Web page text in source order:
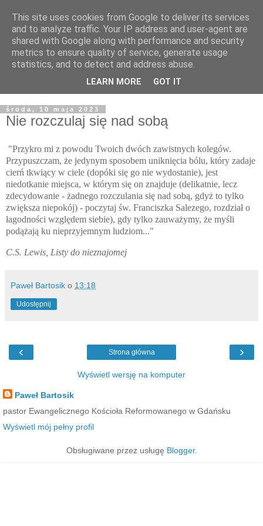
Żyjąc wiarą w REALNYM
świecie
Blog pastora Pawła Bartosika
środa, 10 maja 2023
Nie rozczulaj się nad sobą
"Przykro mi z powodu Twoich dwóch zawistnych kolegów.
Przypuszczam, że jedynym sposobem uniknięcia bólu, który zadaje
cierń tkwiący w ciele (dopóki się go nie wydostanie), jest
niedotkanie miejsca, w którym się on znajduje (delikatnie, lecz
zdecydowanie - żadnego rozczulania się nad sobą, gdyż to tylko
zwiększa niepokój) - poczytaj św. Franciszka Salezego, rozdział o
łagodności względem siebie), gdy tylko zauważymy, że myśli
podążają ku nieprzyjemnym ludziom..."
C.S. Lewis, Listy do nieznajomej
Paweł Bartosik o 13:18
Udostępnij
‹ ›
Strona główna
Wyświetl wersję na komputer
Paweł Bartosik
pastor Ewangelicznego Kościoła Reformowanego w Gdańsku
Wyświetl mój pełny profil
Obsługiwane przez usługę Blogger.
This site uses cookies from Google to deliver its services
and to analyze traffic. Your IP address and user-agent are
shared with Google along with performance and security
metrics to ensure quality of service, generate usage
statistics, and to detect and address abuse.
LEARN MORE GOT IT